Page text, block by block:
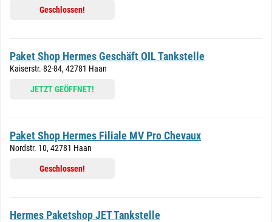
Geschlossen!
Paket Shop Hermes Geschäft OIL Tankstelle
Kaiserstr. 82-84, 42781 Haan
JETZT GEÖFFNET!
Paket Shop Hermes Filiale MV Pro Chevaux
Nordstr. 10, 42781 Haan
Geschlossen!
Hermes Paketshop JET Tankstelle